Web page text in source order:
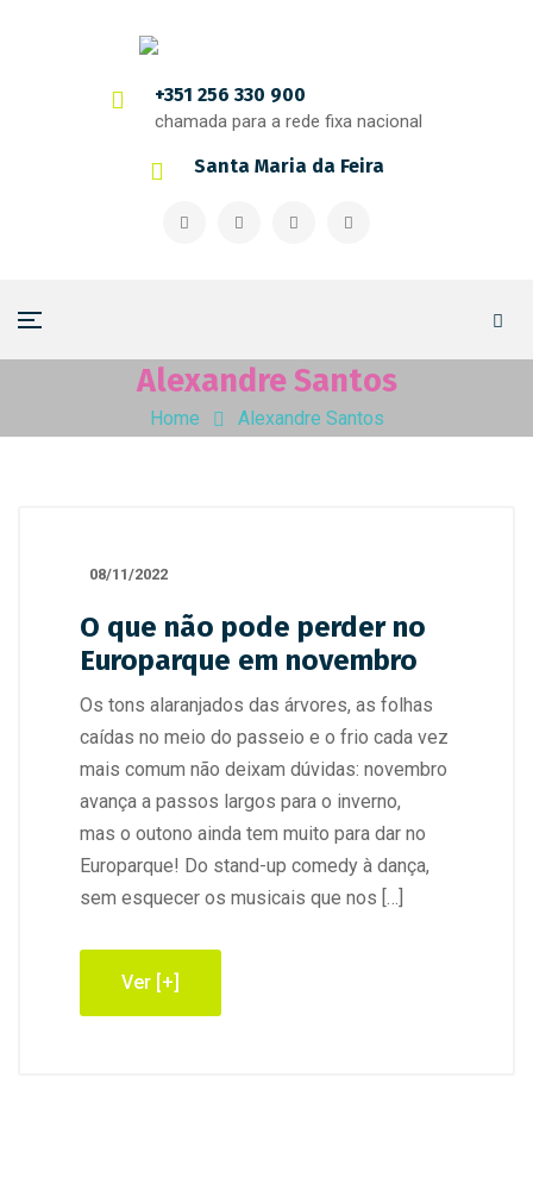
+351 256 330 900
chamada para a rede fixa nacional
Santa Maria da Feira
Alexandre Santos
Home Alexandre Santos
08/11/2022
O que não pode perder no
Europarque em novembro
Os tons alaranjados das árvores, as folhas
caídas no meio do passeio e o frio cada vez
mais comum não deixam dúvidas: novembro
avança a passos largos para o inverno,
mas o outono ainda tem muito para dar no
Europarque! Do stand-up comedy à dança,
sem esquecer os musicais que nos […]
Ver [+]